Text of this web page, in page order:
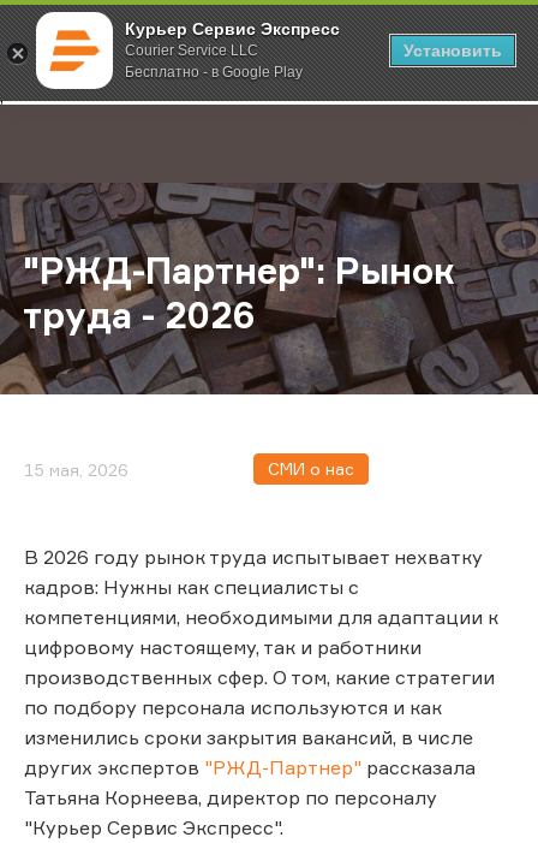
Курьер Сервис Экспресс
Courier Service LLC
Бесплатно - в Google Play
Установить
;
Главная О компании Новости "РЖД-Партнер": Рынок труда -
"РЖД-Партнер": Рынок
труда - 2026
15 мая, 2026 СМИ о нас
В 2026 году рынок труда испытывает нехватку
кадров: Нужны как специалисты с
компетенциями, необходимыми для адаптации к
цифровому настоящему, так и работники
производственных сфер. О том, какие стратегии
по подбору персонала используются и как
изменились сроки закрытия вакансий, в числе
других экспертов "РЖД-Партнер" рассказала
Татьяна Корнеева, директор по персоналу
"Курьер Сервис Экспресс".